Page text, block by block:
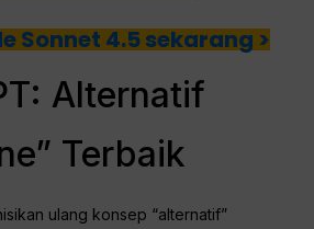
Sonnet 4.5 sekarang >
Alternatif
Terbaik
ulang konsep “alternatif”